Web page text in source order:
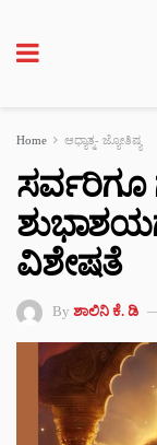
Home ಆಧ್ಯಾತ್ಮ- ಜ್ಯೋತಿಷ್ಯ
ಸರ್ವರಿಗೂ
ವಿಶೇಷತೆ
By ಶಾಲಿನಿ ಕೆ. ಡಿ